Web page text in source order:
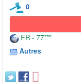
0
FR - 77***
Autres